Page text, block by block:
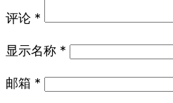
评论 *
显示名称 *
邮箱 *